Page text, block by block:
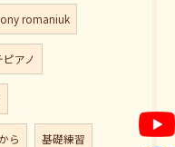
romaniuk
アノ
ら 基礎練習